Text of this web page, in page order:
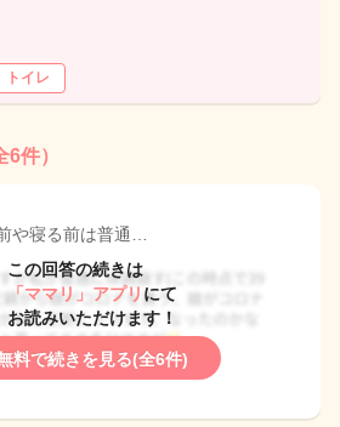
トイレ
6件）
や寝る前は普通…
この回答の続きは
「ママリ」アプリ にて
お読みいただけます！
料で続きを見る(全6件)